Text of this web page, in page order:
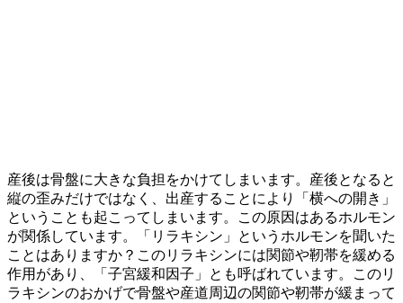
産後は骨盤に大きな負担をかけてしまいます。産後となると
縦の歪みだけではなく、出産することにより「横への開き」
ということも起こってしまいます。この原因はあるホルモン
が関係しています。「リラキシン」というホルモンを聞いた
ことはありますか？このリラキシンには関節や靭帯を緩める
作用があり、「子宮緩和因子」とも呼ばれています。このリ
ラキシンのおかげで骨盤や産道周辺の関節や靭帯が緩まって